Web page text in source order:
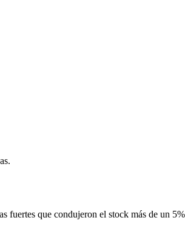
que condujeron el stock más de un 5%